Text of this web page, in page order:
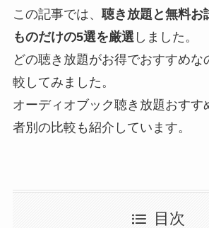
この記事では、 聴き放題と無料お
ものだけの5選を厳選しました。
どの聴き放題がお得でおすすめな
較してみました。
オーディオブック聴き放題おすす
者別の比較も紹介しています。
目次